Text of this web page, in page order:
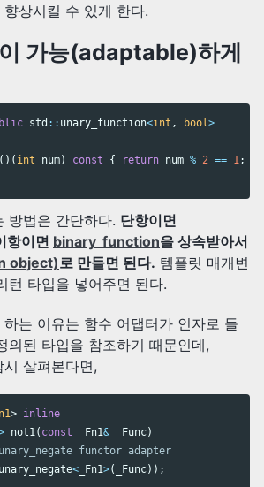
상시킬 수 있게 한다.
가능(adaptable)하게
std :: unary_function<int , bool>
()( int num) const { return num % 2 == 1;
방법은 간단하다. 단항이면
항이면 binary_function을 상속받아서
object) 로 만들면 된다. 템플릿 매개변
턴 타입을 넣어주면 된다.
는 이유는 함수 어댑터가 인자로 들
의된 타입을 참조하기 때문인데,
살펴본다면,
> inline
not1( const _Fn1& _Func)
functor adapter
unary_negate< _Fn1>( _Func));